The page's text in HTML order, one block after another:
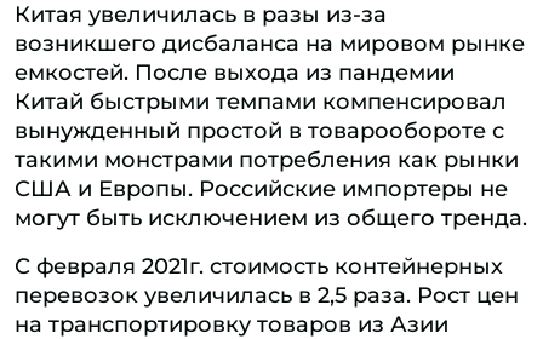
Китая увеличилась в разы из-за
возникшего дисбаланса на мировом рынке
емкостей. После выхода из пандемии
Китай быстрыми темпами компенсировал
вынужденный простой в товарообороте с
такими монстрами потребления как рынки
США и Европы. Российские импортеры не
могут быть исключением из общего тренда.
С февраля 2021г. стоимость контейнерных
перевозок увеличилась в 2,5 раза. Рост цен
на транспортировку товаров из Азии